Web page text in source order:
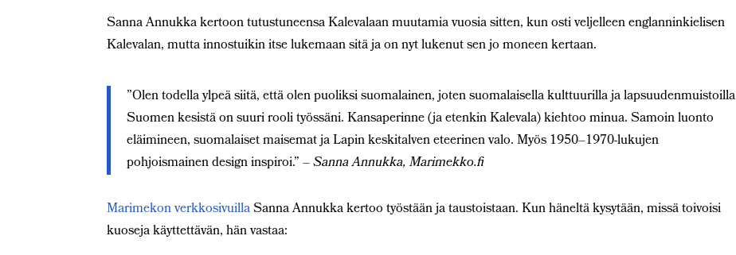
Sanna Annukka kertoon tutustuneensa Kalevalaan muutamia vuosia sitten, kun osti veljelleen englanninkielisen
Kalevalan, mutta innostuikin itse lukemaan sitä ja on nyt lukenut sen jo moneen kertaan.
”Olen todella ylpeä siitä, että olen puoliksi suomalainen, joten suomalaisella kulttuurilla ja lapsuudenmuistoilla
Suomen kesistä on suuri rooli työssäni. Kansaperinne (ja etenkin Kalevala) kiehtoo minua. Samoin luonto
eläimineen, suomalaiset maisemat ja Lapin keskitalven eteerinen valo. Myös 1950–1970-lukujen
pohjoismainen design inspiroi.”– Sanna Annukka, Marimekko.fi
Marimekon verkkosivuillaSanna Annukka kertoo työstään ja taustoistaan. Kun häneltä kysytään, missä toivoisi
kuoseja käyttettävän, hän vastaa: